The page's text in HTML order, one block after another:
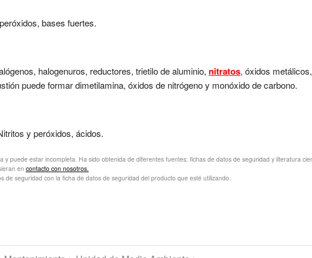
bases fuertes.
halogenuros, reductores, trietilo de aluminio, nitratos, óxidos
puede formar dimetilamina, óxidos de nitrógeno y monóxido de carbono.
y peróxidos, ácidos.
y puede estar incompleta. Ha sido obtenida de diferentes fuentes: fichas de datos de seguridad y literatura
en contacto con nosotros.
de seguridad con la ficha de datos de seguridad del producto que esté utilizando.